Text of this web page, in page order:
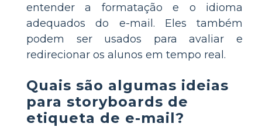
entender a formatação e o idioma
adequados do e-mail. Eles também
podem ser usados para avaliar e
redirecionar os alunos em tempo real.
Quais são algumas ideias
para storyboards de
etiqueta de e-mail?